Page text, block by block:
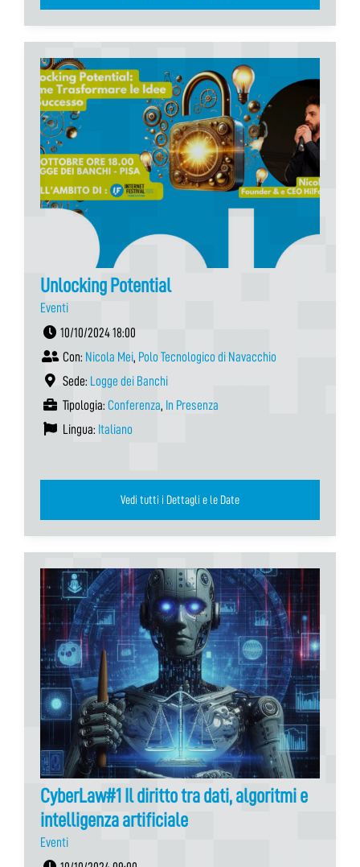
Unlocking Potential
Eventi
10/10/2024 18:00
Con: Nicola Mei, Polo Tecnologico di Navacchio
Sede: Logge dei Banchi
Tipologia: Conferenza, In Presenza
Lingua: Italiano
Vedi tutti i Dettagli e le Date
CyberLaw#1 Il diritto tra dati, algoritmi e
intelligenza artificiale
Eventi